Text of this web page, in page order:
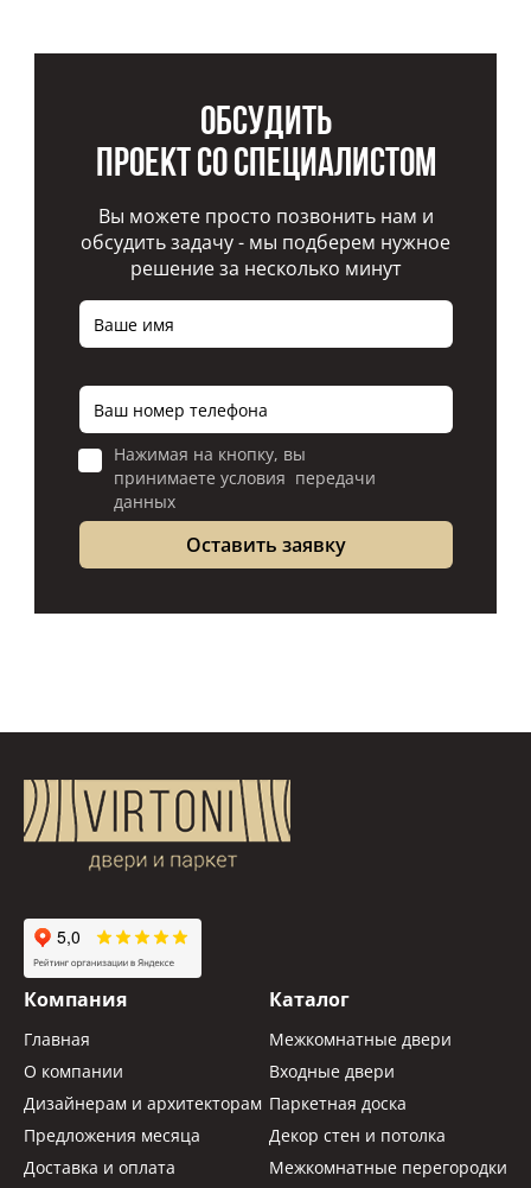
Обсудить
проект со специалистом
Вы можете просто позвонить нам и
обсудить задачу - мы подберем нужное
решение за несколько минут
Нажимая на кнопку, вы
принимаете условия передачи
данных
Компания
Главная
О компании
Дизайнерам и архитекторам
Предложения месяца
Доставка и оплата
Каталог
Межкомнатные двери
Входные двери
Паркетная доска
Декор стен и потолка
Межкомнатные перегородки